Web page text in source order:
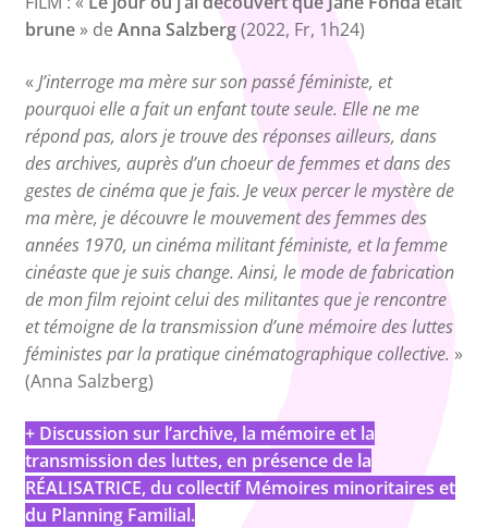
brune» de Anna Salzberg(2022, Fr, 1h24)
« J’interroge ma mère sur son passé féministe, et
pourquoi elle a fait un enfant toute seule. Elle ne me
répond pas, alors je trouve des réponses ailleurs, dans
des archives, auprès d’un choeur de femmes et dans des
gestes de cinéma que je fais. Je veux percer le mystère de
ma mère, je découvre le mouvement des femmes des
années 1970, un cinéma militant féministe, et la femme
cinéaste que je suis change. Ainsi, le mode de fabrication
de mon film rejoint celui des militantes que je rencontre
et témoigne de la transmission d’une mémoire des luttes
féministes par la pratique cinématographique collective. »
(Anna Salzberg)
+ Discussion sur l’archive, la mémoire et la
transmission des luttes, en présence de la
RÉALISATRICE, du collectif Mémoires minoritaires et
du Planning Familial.